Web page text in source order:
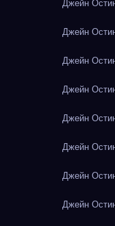
Джейн
Джейн
Джейн
Джейн
Джейн
Джейн
Джейн
Джейн